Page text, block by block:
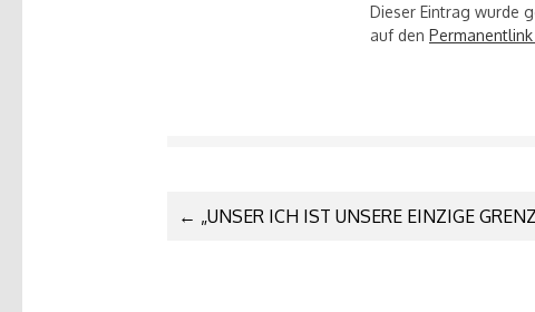
Dieser Eintrag wurde
auf den Permanentlink
ARTIKEL-
← „UNSER ICH IST UNSERE EINZIGE